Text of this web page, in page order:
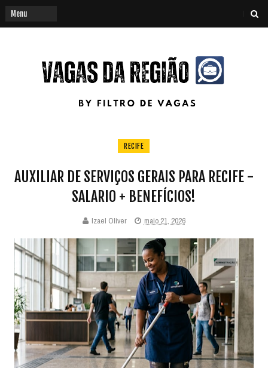
RECIFE
AUXILIAR DE SERVIÇOS GERAIS PARA RECIFE -
SALARIO + BENEFÍCIOS!
Izael Oliver maio 21, 2026